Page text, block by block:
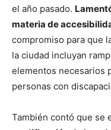
el año pasado.
materia de
compromiso para que
la ciudad incluyan
elementos necesarios
personas con
También contó que se